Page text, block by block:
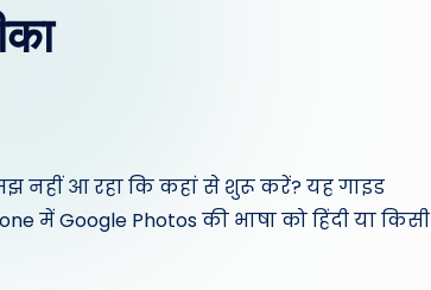
नहीं आ रहा कि कहां से शुरू करें? यह गाइड
में Google Photos की भाषा को हिंदी या किसी